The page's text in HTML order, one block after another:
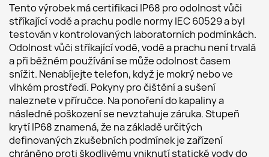
Tento výrobek má certifikaci IP68 pro odolnost vůči
stříkající vodě a prachu podle normy IEC 60529 a byl
testován v kontrolovaných laboratorních podmínkách.
Odolnost vůči stříkající vodě, vodě a prachu není trvalá
a při běžném používání se může odolnost časem
snížit. Nenabíjejte telefon, když je mokrý nebo ve
vlhkém prostředí. Pokyny pro čištění a sušení
naleznete v příručce. Na ponoření do kapaliny a
následné poškození se nevztahuje záruka. Stupeň
krytí IP68 znamená, že na základě určitých
definovaných zkušebních podmínek je zařízení
chráněno proti škodlivému vniknutí statické vody do